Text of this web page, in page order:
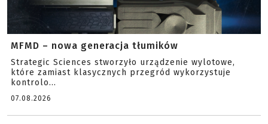
MFMD – nowa generacja tłumików
Strategic Sciences stworzyło urządzenie wylotowe,
które zamiast klasycznych przegród wykorzystuje
kontrolo...
07.08.2026